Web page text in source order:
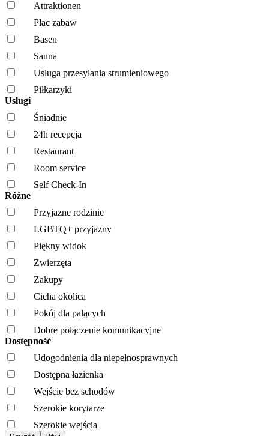
Attraktionen
Plac zabaw
Basen
Sauna
Usługa przesyłania strumieniowego
Piłkarzyki
Usługi
Śniadnie
24h recepcja
Restaurant
Room service
Self Check-In
Różne
Przyjazne rodzinie
LGBTQ+ przyjazny
Piękny widok
Zwierzęta
Zakupy
Cicha okolica
Pokój dla palących
Dobre połączenie komunikacyjne
Dostępność
Udogodnienia dla niepełnosprawnych
Dostępna łazienka
Wejście bez schodów
Szerokie korytarze
Szerokie wejścia